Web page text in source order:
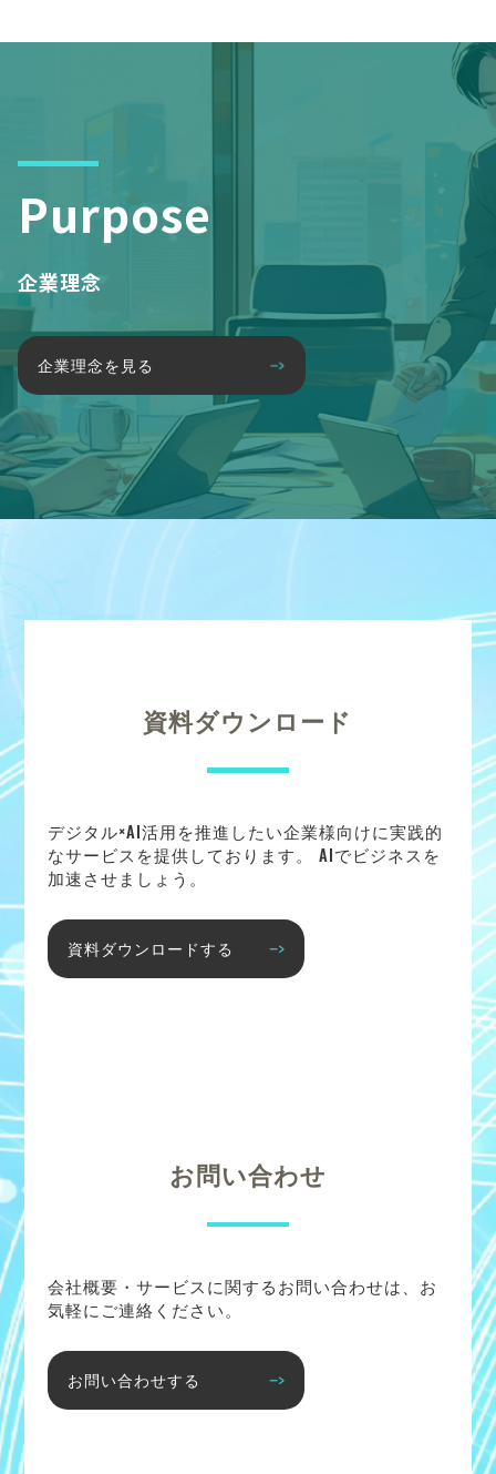
Purpose
企業理念
企業理念を見る
資料ダウンロード
デジタル×AI活用を推進したい企業様向けに実践的
なサービスを提供しております。 AIでビジネスを
加速させましょう。
資料ダウンロードする
お問い合わせ
会社概要・サービスに関するお問い合わせは、お
気軽にご連絡ください。
お問い合わせする